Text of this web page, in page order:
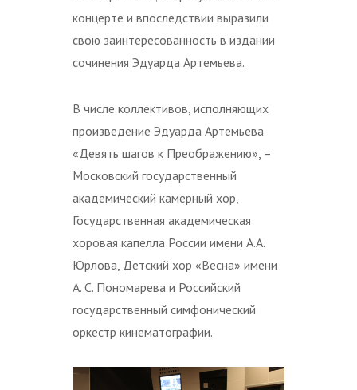
концерте и впоследствии выразили
свою заинтересованность в издании
сочинения Эдуарда Артемьева.
В числе коллективов, исполняющих
произведение Эдуарда Артемьева
«Девять шагов к Преображению», –
Московский государственный
академический камерный хор,
Государственная академическая
хоровая капелла России имени А.А.
Юрлова, Детский хор «Весна» имени
А. С. Пономарева и Российский
государственный симфонический
оркестр кинематографии.